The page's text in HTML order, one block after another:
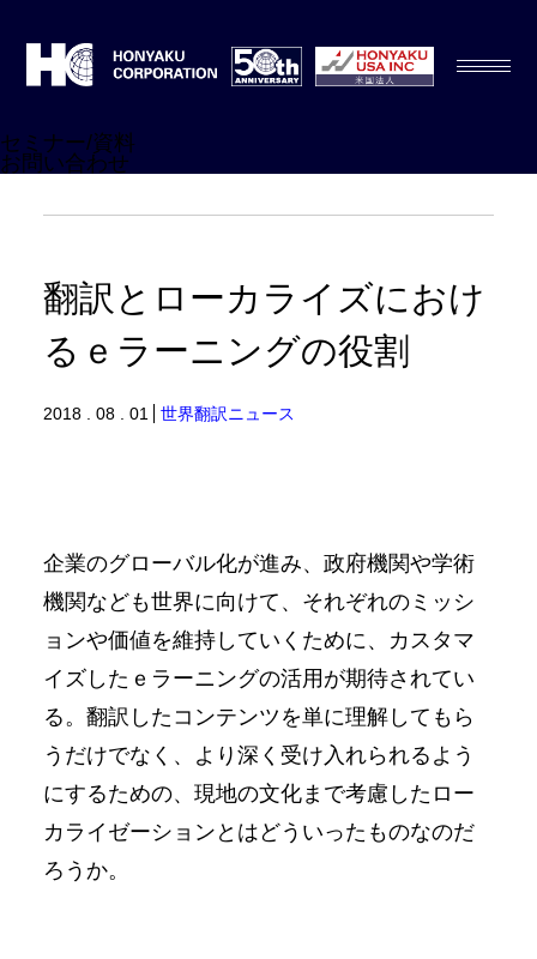
セミナー/資料
お問い合わせ
翻訳とローカライズにおけ
るｅラーニングの役割
2018 . 08 . 01 世界翻訳ニュース
企業のグローバル化が進み、政府機関や学術
機関なども世界に向けて、それぞれのミッシ
ョンや価値を維持していくために、カスタマ
イズしたｅラーニングの活用が期待されてい
る。翻訳したコンテンツを単に理解してもら
うだけでなく、より深く受け入れられるよう
にするための、現地の文化まで考慮したロー
カライゼーションとはどういったものなのだ
ろうか。